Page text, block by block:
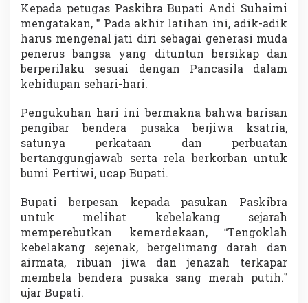
b
r
M
e
r
a
u
t
i
h
H
U
R
I
K
e
-
7
5
Kepada petugas Paskibra Bupati Andi Suhaimi
mengatakan, ” Pada akhir latihan ini, adik-adik
harus mengenal jati diri sebagai generasi muda
penerus bangsa yang dituntun bersikap dan
berperilaku sesuai dengan Pancasila dalam
kehidupan sehari-hari.
Pengukuhan hari ini bermakna bahwa barisan
pengibar bendera pusaka berjiwa ksatria,
satunya perkataan dan perbuatan
bertanggungjawab serta rela berkorban untuk
bumi Pertiwi, ucap Bupati.
Bupati berpesan kepada pasukan Paskibra
untuk melihat kebelakang sejarah
memperebutkan kemerdekaan, “Tengoklah
kebelakang sejenak, bergelimang darah dan
airmata, ribuan jiwa dan jenazah terkapar
membela bendera pusaka sang merah putih.”
ujar Bupati.